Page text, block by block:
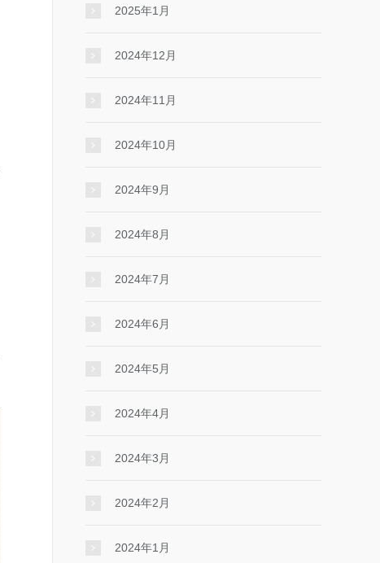
2025年1月
2024年12月
2024年11月
2024年10月
2024年9月
2024年8月
2024年7月
2024年6月
2024年5月
2024年4月
2024年3月
2024年2月
2024年1月